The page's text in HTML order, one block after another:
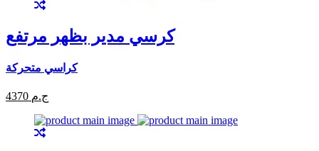
كرسي مدير بظهر مرتفع
كراسي متحركة
4370 ج.م